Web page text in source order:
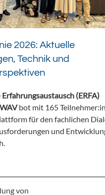
2026: Aktuelle
Technik und
Erfahrungsaustausch (ERFA)
bot mit 165
für den fachlichen
und
von